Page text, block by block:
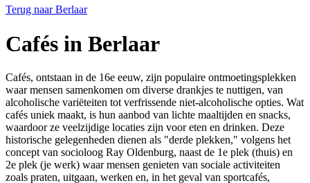
Terug naar Berlaar
Cafés in Berlaar
Cafés, ontstaan in de 16e eeuw, zijn populaire ontmoetingsplekken
waar mensen samenkomen om diverse drankjes te nuttigen, van
alcoholische variëteiten tot verfrissende niet-alcoholische opties. Wat
cafés uniek maakt, is hun aanbod van lichte maaltijden en snacks,
waardoor ze veelzijdige locaties zijn voor eten en drinken. Deze
historische gelegenheden dienen als "derde plekken," volgens het
concept van socioloog Ray Oldenburg, naast de 1e plek (thuis) en
2e plek (je werk) waar mensen genieten van sociale activiteiten
zoals praten, uitgaan, werken en, in het geval van sportcafés,